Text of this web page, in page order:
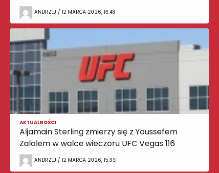
ANDRZEJ / 12 MARCA 2026, 16:43
AKTUALNOŚCI
Aljamain Sterling zmierzy się z Youssefem
Zalalem w walce wieczoru UFC Vegas 116
ANDRZEJ / 12 MARCA 2026, 15:39